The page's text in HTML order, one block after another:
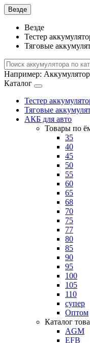
Везде
Везде
Тестер
Тяговые
Например:
Каталог
Тестер
Тяговые
АКБ для авто
Товары по
35
40
45
50
55
60
65
68
70
75
77
80
85
90
95
100
105
110
супер
Оптом
Каталог
AGM
EFB